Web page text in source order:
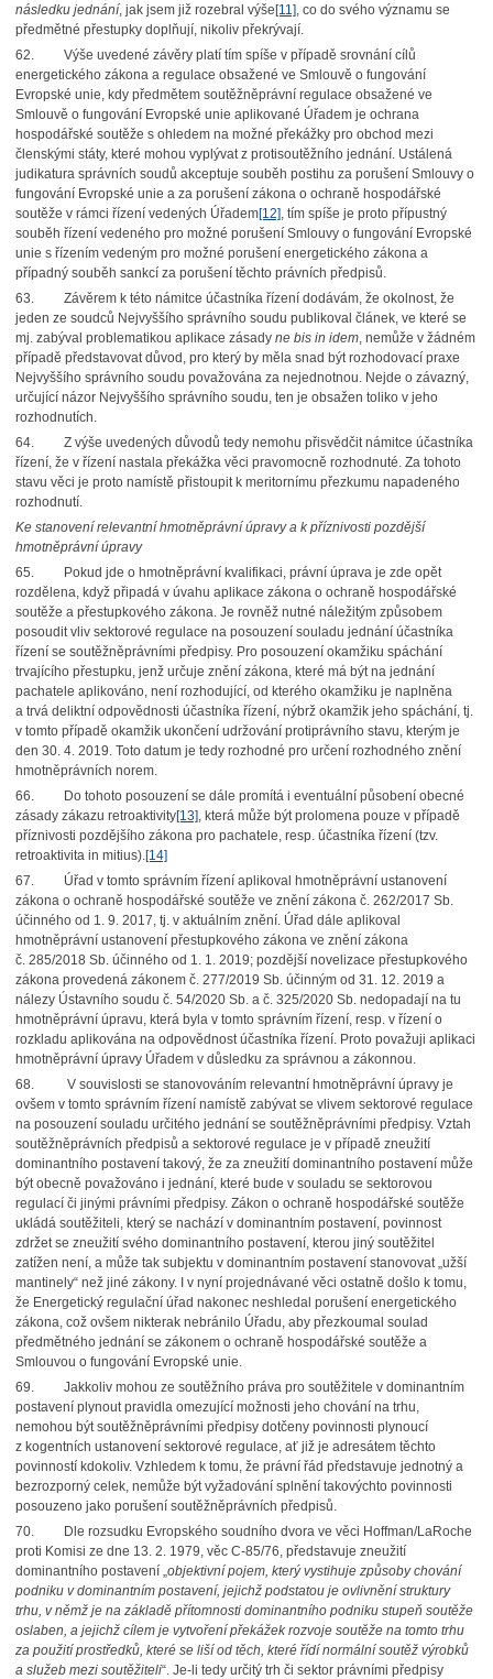
následku jednání, jak jsem již rozebral výše[11], co do svého významu se
předmětné přestupky doplňují, nikoliv překrývají.
62. Výše uvedené závěry platí tím spíše v případě srovnání cílů
energetického zákona a regulace obsažené ve Smlouvě o fungování
Evropské unie, kdy předmětem soutěžněprávní regulace obsažené ve
Smlouvě o fungování Evropské unie aplikované Úřadem je ochrana
hospodářské soutěže s ohledem na možné překážky pro obchod mezi
členskými státy, které mohou vyplývat z protisoutěžního jednání. Ustálená
judikatura správních soudů akceptuje souběh postihu za porušení Smlouvy o
fungování Evropské unie a za porušení zákona o ochraně hospodářské
soutěže v rámci řízení vedených Úřadem[12], tím spíše je proto přípustný
souběh řízení vedeného pro možné porušení Smlouvy o fungování Evropské
unie s řízením vedeným pro možné porušení energetického zákona a
případný souběh sankcí za porušení těchto právních předpisů.
63. Závěrem k této námitce účastníka řízení dodávám, že okolnost, že
jeden ze soudců Nejvyššího správního soudu publikoval článek, ve které se
mj. zabýval problematikou aplikace zásady ne bis in idem, nemůže v žádném
případě představovat důvod, pro který by měla snad být rozhodovací praxe
Nejvyššího správního soudu považována za nejednotnou. Nejde o závazný,
určující názor Nejvyššího správního soudu, ten je obsažen toliko v jeho
rozhodnutích.
64. Z výše uvedených důvodů tedy nemohu přisvědčit námitce účastníka
řízení, že v řízení nastala překážka věci pravomocně rozhodnuté. Za tohoto
stavu věci je proto namístě přistoupit k meritornímu přezkumu napadeného
rozhodnutí.
Ke stanovení relevantní hmotněprávní úpravy a k příznivosti pozdější
hmotněprávní úpravy
65. Pokud jde o hmotněprávní kvalifikaci, právní úprava je zde opět
rozdělena, když připadá v úvahu aplikace zákona o ochraně hospodářské
soutěže a přestupkového zákona. Je rovněž nutné náležitým způsobem
posoudit vliv sektorové regulace na posouzení souladu jednání účastníka
řízení se soutěžněprávními předpisy. Pro posouzení okamžiku spáchání
trvajícího přestupku, jenž určuje znění zákona, které má být na jednání
pachatele aplikováno, není rozhodující, od kterého okamžiku je naplněna
a trvá deliktní odpovědnosti účastníka řízení, nýbrž okamžik jeho spáchání, tj.
v tomto případě okamžik ukončení udržování protiprávního stavu, kterým je
den 30. 4. 2019. Toto datum je tedy rozhodné pro určení rozhodného znění
hmotněprávních norem.
66. Do tohoto posouzení se dále promítá i eventuální působení obecné
zásady zákazu retroaktivity[13], která může být prolomena pouze v případě
příznivosti pozdějšího zákona pro pachatele, resp. účastníka řízení (tzv.
retroaktivita in mitius). [14]
67. Úřad v tomto správním řízení aplikoval hmotněprávní ustanovení
zákona o ochraně hospodářské soutěže ve znění zákona č. 262/2017 Sb.
účinného od 1. 9. 2017, tj. v aktuálním znění. Úřad dále aplikoval
hmotněprávní ustanovení přestupkového zákona ve znění zákona
č. 285/2018 Sb. účinného od 1. 1. 2019; pozdější novelizace přestupkového
zákona provedená zákonem č. 277/2019 Sb. účinným od 31. 12. 2019 a
nálezy Ústavního soudu č. 54/2020 Sb. a č. 325/2020 Sb. nedopadají na tu
hmotněprávní úpravu, která byla v tomto správním řízení, resp. v řízení o
rozkladu aplikována na odpovědnost účastníka řízení. Proto považuji aplikaci
hmotněprávní úpravy Úřadem v důsledku za správnou a zákonnou.
68. V souvislosti se stanovováním relevantní hmotněprávní úpravy je
ovšem v tomto správním řízení namístě zabývat se vlivem sektorové regulace
na posouzení souladu určitého jednání se soutěžněprávními předpisy. Vztah
soutěžněprávních předpisů a sektorové regulace je v případě zneužití
dominantního postavení takový, že za zneužití dominantního postavení může
být obecně považováno i jednání, které bude v souladu se sektorovou
regulací či jinými právními předpisy. Zákon o ochraně hospodářské soutěže
ukládá soutěžiteli, který se nachází v dominantním postavení, povinnost
zdržet se zneužití svého dominantního postavení, kterou jiný soutěžitel
zatížen není, a může tak subjektu v dominantním postavení stanovovat „užší
mantinely“ než jiné zákony. I v nyní projednávané věci ostatně došlo k tomu,
že Energetický regulační úřad nakonec neshledal porušení energetického
zákona, což ovšem nikterak nebránilo Úřadu, aby přezkoumal soulad
předmětného jednání se zákonem o ochraně hospodářské soutěže a
Smlouvou o fungování Evropské unie.
69. Jakkoliv mohou ze soutěžního práva pro soutěžitele v dominantním
postavení plynout pravidla omezující možnosti jeho chování na trhu,
nemohou být soutěžněprávními předpisy dotčeny povinnosti plynoucí
z kogentních ustanovení sektorové regulace, ať již je adresátem těchto
povinností kdokoliv. Vzhledem k tomu, že právní řád představuje jednotný a
bezrozporný celek, nemůže být vyžadování splnění takovýchto povinnosti
posouzeno jako porušení soutěžněprávních předpisů.
70. Dle rozsudku Evropského soudního dvora ve věci Hoffman/LaRoche
proti Komisi ze dne 13. 2. 1979, věc C-85/76, představuje zneužití
dominantního postavení „ objektivní pojem, který vystihuje způsoby chování
podniku v dominantním postavení, jejichž podstatou je ovlivnění struktury
trhu, v němž je na základě přítomnosti dominantního podniku stupeň soutěže
oslaben, a jejichž cílem je vytvoření překážek rozvoje soutěže na tomto trhu
za použití prostředků, které se liší od těch, které řídí normální soutěž výrobků
a služeb mezi soutěžiteli“. Je-li tedy určitý trh či sektor právními předpisy